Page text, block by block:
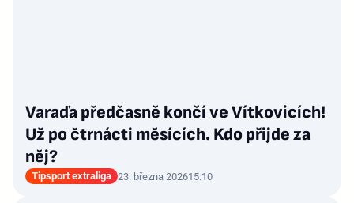
Varaďa předčasně končí ve Vítkovicích!
Už po čtrnácti měsících. Kdo přijde za
něj?
Tipsport extraliga 23. března 202615:10